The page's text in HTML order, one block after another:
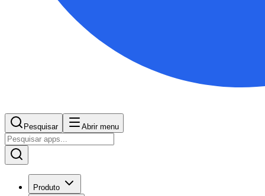
Pesquisar Abrir menu
Produto